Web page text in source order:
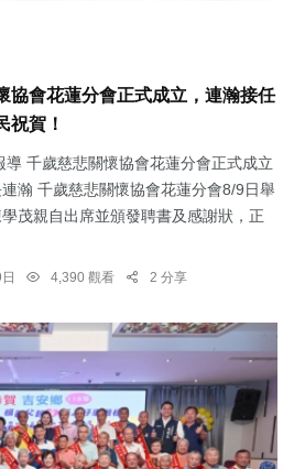
協會花蓮分會正式成立，連瀚接任
祝賀！
千歲慈悲關懷協會花蓮分會正式成立
瀚 千歲慈悲關懷協會花蓮分會8/9日舉
茂親自出席並頒發聘書及感謝狀，正
4,390 觀看 2 分享